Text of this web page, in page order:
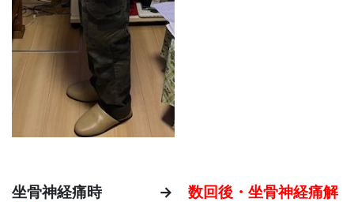
坐骨神経痛時 → 数回後・坐骨神経痛解